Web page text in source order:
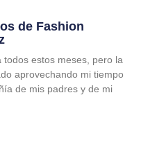
de Fashion
todos estos meses, pero la
aprovechando mi tiempo
de mis padres y de mi